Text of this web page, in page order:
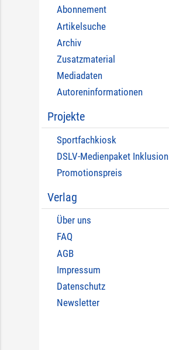
Abonnement
Artikelsuche
Archiv
Zusatzmaterial
Mediadaten
Autoreninformationen
Projekte
Sportfachkiosk
DSLV-Medienpaket Inklusion
Promotionspreis
Verlag
Über uns
FAQ
AGB
Impressum
Datenschutz
Newsletter